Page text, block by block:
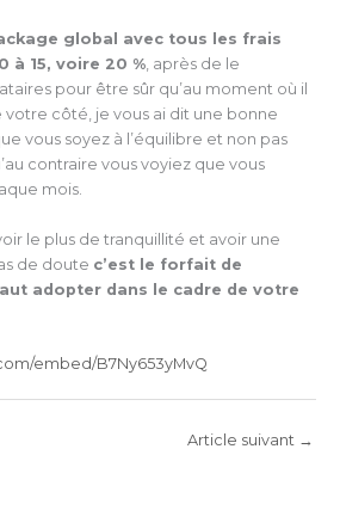
global avec tous les frais
à 15, voire 20 %, après de le
pour être sûr qu’au moment où il
votre côté, je vous ai dit une bonne
vous soyez à l’équilibre et non pas
contraire vous voyiez que vous
mois.
le plus de tranquillité et avoir une
de doute c’est le forfait de
adopter dans le cadre de votre
embed/B7Ny653yMvQ
Article suivant →